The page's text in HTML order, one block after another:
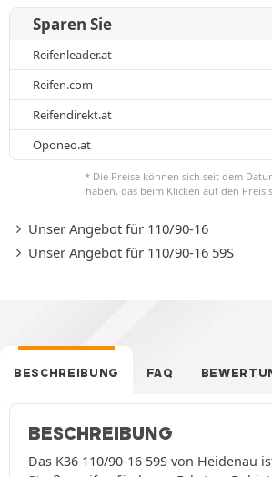
Sparen Sie
Reifenleader.at
Reifen.com
Reifendirekt.at
Oponeo.at
* Die Preise können sich seit dem
haben, das beim Klicken auf den Preis
Unser Angebot für 110/90-16
Unser Angebot für 110/90-16 59S
BESCHREIBUNG FAQ
BESCHREIBUNG
Das K36 110/90-16 59S von Heidenau